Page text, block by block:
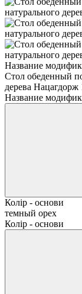
Название
Стол обеденный
дерева Нацагдорж
Название
Колір - основи
темный орех
Колір - основи